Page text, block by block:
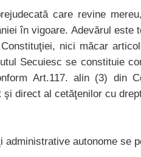
care revine
în vigoare. Adevărul este
nici măcar
Secuiesc se constituie
Art.117. alin (3) din
direct al cetăţenilor cu
autonome se